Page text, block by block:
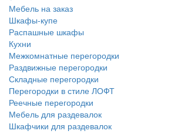
Мебель на заказ
Шкафы-купе
Распашные шкафы
Кухни
Межкомнатные перегородки
Раздвижные перегородки
Складные перегородки
Перегородки в стиле ЛОФТ
Реечные перегородки
Мебель для раздевалок
Шкафчики для раздевалок